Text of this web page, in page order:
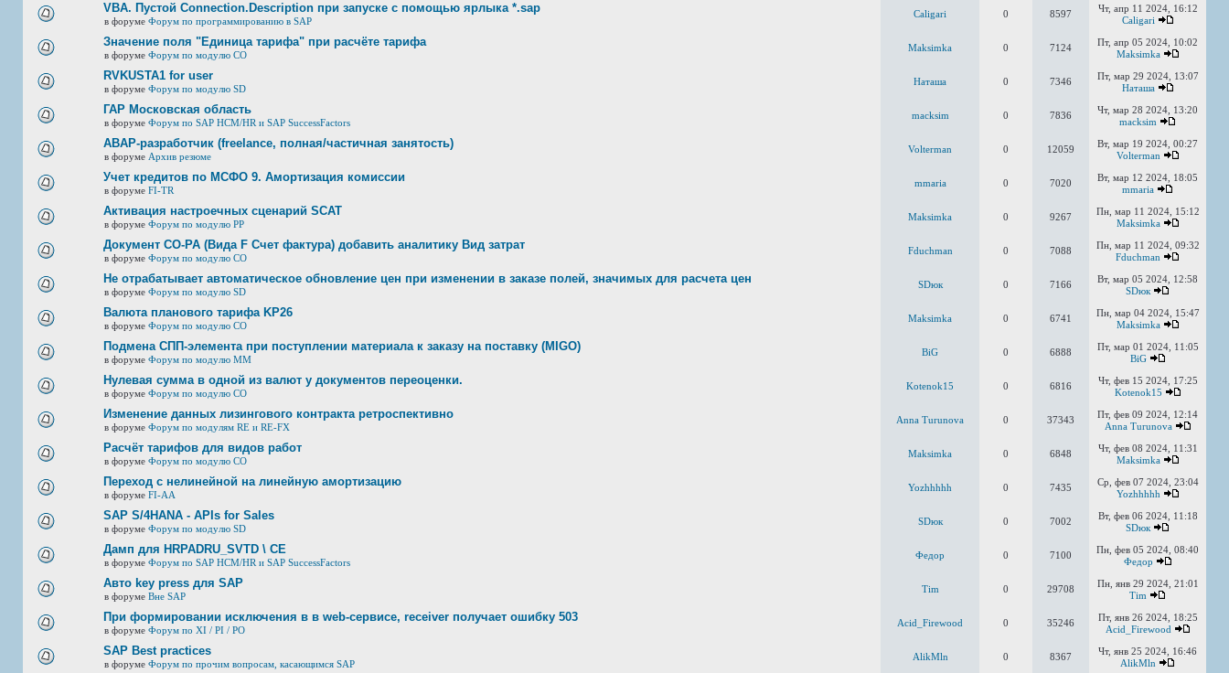
VBA. Пустой Connection.Description при запуске с помощью ярлыка *.sap
в форуме Форум по программированию в SAP
Caligari 0 8597
Чт, апр 11 2024, 16:12
Caligari
Значение поля "Единица тарифа" при расчёте тарифа
в форуме Форум по модулю СО
Maksimka 0 7124
Пт, апр 05 2024, 10:02
Maksimka
RVKUSTA1 for user
в форуме Форум по модулю SD
Наташа 0 7346
Пт, мар 29 2024, 13:07
Наташа
ГАР Московская область
в форуме Форум по SAP HCM/HR и SAP SuccessFactors
macksim 0 7836
Чт, мар 28 2024, 13:20
macksim
ABAP-разработчик (freelance, полная/частичная занятость)
в форуме Архив резюме
Volterman 0 12059
Вт, мар 19 2024, 00:27
Volterman
Учет кредитов по МСФО 9. Амортизация комиссии
в форуме FI-TR
mmaria 0 7020
Вт, мар 12 2024, 18:05
mmaria
Активация настроечных сценарий SCAT
в форуме Форум по модулю РР
Maksimka 0 9267
Пн, мар 11 2024, 15:12
Maksimka
Документ CO-PA (Вида F Счет фактура) добавить аналитику Вид затрат
в форуме Форум по модулю СО
Fduchman 0 7088
Пн, мар 11 2024, 09:32
Fduchman
Не отрабатывает автоматическое обновление цен при изменении в заказе полей, значимых для расчета цен
в форуме Форум по модулю SD
SDюк 0 7166
Вт, мар 05 2024, 12:58
SDюк
Валюта планового тарифа KP26
в форуме Форум по модулю СО
Maksimka 0 6741
Пн, мар 04 2024, 15:47
Maksimka
Подмена СПП-элемента при поступлении материала к заказу на поставку (MIGO)
в форуме Форум по модулю ММ
BiG 0 6888
Пт, мар 01 2024, 11:05
BiG
Нулевая сумма в одной из валют у документов переоценки.
в форуме Форум по модулю СО
Kotenok15 0 6816
Чт, фев 15 2024, 17:25
Kotenok15
Изменение данных лизингового контракта ретроспективно
в форуме Форум по модулям RE и RE-FX
Anna Turunova 0 37343
Пт, фев 09 2024, 12:14
Anna Turunova
Расчёт тарифов для видов работ
в форуме Форум по модулю СО
Maksimka 0 6848
Чт, фев 08 2024, 11:31
Maksimka
Переход с нелинейной на линейную амортизацию
в форуме FI-AA
Yozhhhhh 0 7435
Ср, фев 07 2024, 23:04
Yozhhhhh
SAP S/4HANA - APIs for Sales
в форуме Форум по модулю SD
SDюк 0 7002
Вт, фев 06 2024, 11:18
SDюк
Дамп для HRPADRU_SVTD \ CE
в форуме Форум по SAP HCM/HR и SAP SuccessFactors
Федор 0 7100
Пн, фев 05 2024, 08:40
Федор
Авто key press для SAP
в форуме Вне SAP
Tim 0 29708
Пн, янв 29 2024, 21:01
Tim
При формировании исключения в в web-сервисе, receiver получает ошибку 503
в форуме Форум по XI / PI / РО
Acid_Firewood 0 35246
Пт, янв 26 2024, 18:25
Acid_Firewood
SAP Best practices
в форуме Форум по прочим вопросам, касающимся SAP
AlikMln 0 8367
Чт, янв 25 2024, 16:46
AlikMln